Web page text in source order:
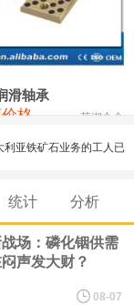
24,400
0
滑轴承
格 芜湖合金
利亚铁矿石业务的工人已
时表示，报告期内，公司
万元、14,496.56万
统计 分析
场：磷化铟供需
声发大财？
08-07